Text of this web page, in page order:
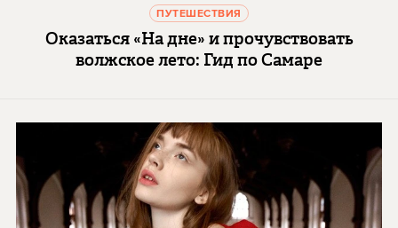
ПУТЕШЕСТВИЯ
Оказаться «На дне» и прочувствовать
волжское лето: Гид по Самаре